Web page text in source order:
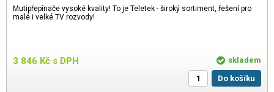
Mutipřepínače vysoké kvality! To je Teletek - široký sortiment, řešení pro
malé i velké TV rozvody!
3 846 Kč s DPH
skladem
Do košíku